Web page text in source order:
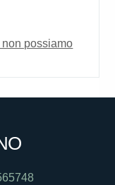
possiamo